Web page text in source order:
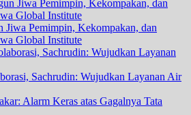
Jiwa Pemimpin, Kekompakan, dan
Global Institute
Sachrudin: Wujudkan Layanan Air